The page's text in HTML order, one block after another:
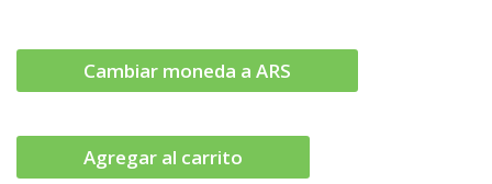
Cambiar moneda a ARS
Agregar al carrito